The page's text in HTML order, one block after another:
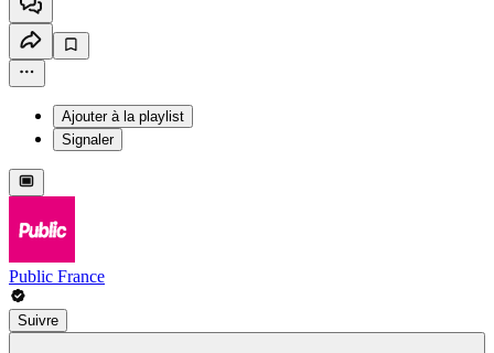
Ajouter à la playlist
Signaler
Public France
Suivre